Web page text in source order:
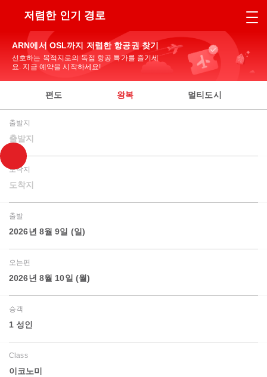
저렴한 인기 경로
ARN에서 OSL까지 저렴한 항공권 찾기
선호하는 목적지로의 독점 항공 특가를 즐기세
요. 지금 예약을 시작하세요!
편도 왕복 멀티도시
출발지
출발지
도착지
도착지
출발
2026년 8월 9일 (일)
오는편
2026년 8월 10일 (월)
승객
1 성인
Class
이코노미